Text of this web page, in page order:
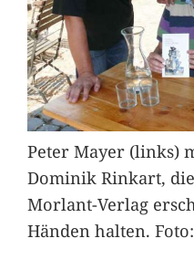
Peter Mayer (links)
Dominik Rinkart,
Morlant-Verlag
Händen halten.